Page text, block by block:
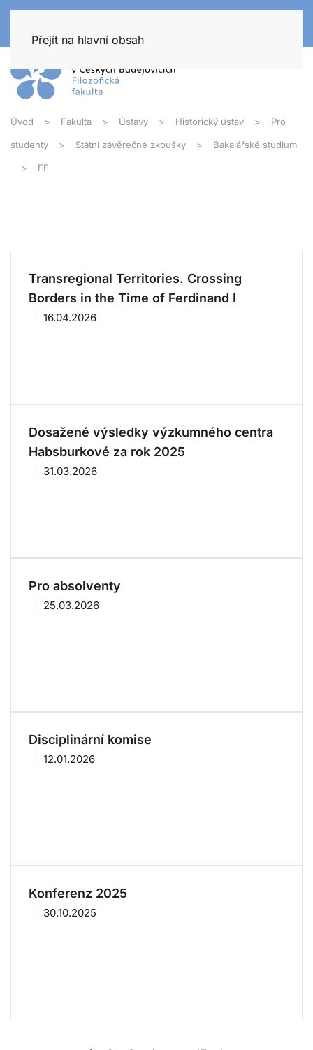
Přejít na hlavní obsah
Úvod Fakulta Ústavy Historický ústav Pro
studenty Státní závěrečné zkoušky Bakalářské studium
FF
Transregional Territories. Crossing
Borders in the Time of Ferdinand I
16.04.2026
Dosažené výsledky výzkumného centra
Habsburkové za rok 2025
31.03.2026
Pro absolventy
25.03.2026
Disciplinární komise
12.01.2026
Konferenz 2025
30.10.2025